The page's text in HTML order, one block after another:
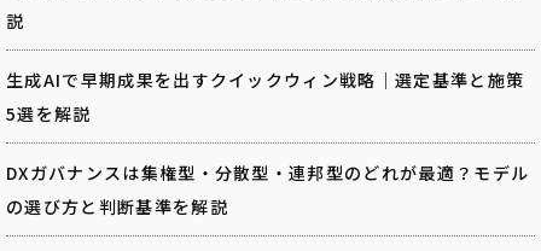
説
生成AIで早期成果を出すクイックウィン戦略｜選定基準と施策
5選を解説
DXガバナンスは集権型・分散型・連邦型のどれが最適？モデル
の選び方と判断基準を解説